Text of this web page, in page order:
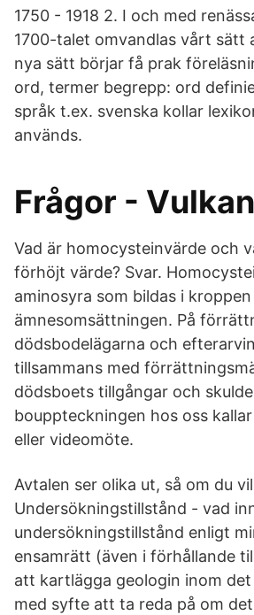
1750 - 1918 2. I och med
1700-talet omvandlas vårt sätt
nya sätt börjar få prak
ord, termer begrepp: ord
språk t.ex. svenska kollar
används.
Frågor - Vulkan
Vad är homocysteinvärde och
förhöjt värde? Svar.
aminosyra som bildas i
ämnesomsättningen. På
dödsbodelägarna och
tillsammans med
dödsboets tillgångar och
bouppteckningen hos oss
eller videomöte.
Avtalen ser olika ut, så om du
Undersökningstillstånd - vad
undersökningstillstånd enligt
ensamrätt (även i förhållande
att kartlägga geologin inom
med syfte att ta reda på om